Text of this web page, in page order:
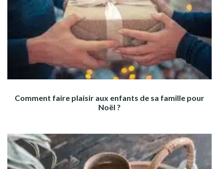
Comment faire plaisir aux enfants de sa famille pour
Noël ?